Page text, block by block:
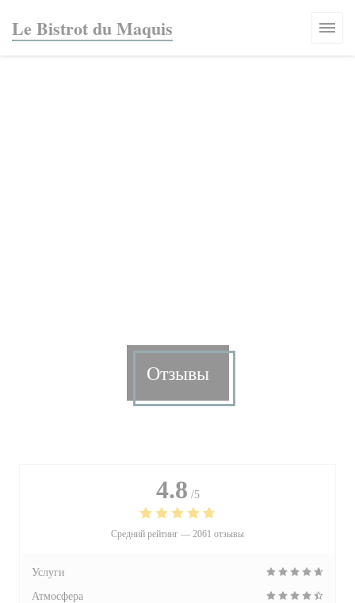
Le Bistrot du Maquis
Отзывы
4.8 /5
Средний рейтинг — 2061 отзывы
Услуги
Атмосфера